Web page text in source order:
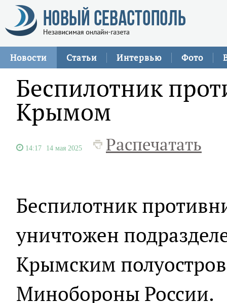
Новости Статьи Интервью Фото
Беспилотник
Крымом
14:17 14 мая 2025 Распечатать
Беспилотник
уничтожен
Крымским
Минобороны России.